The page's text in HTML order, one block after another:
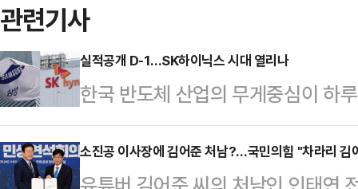
관련기사
실적공개 D-1…SK하이닉스 시대 열리나
한국 반도체 산업의 무게중심이 하
산맥인 삼성전자와 SK하이닉스가
발표하면서다. 시장의 시선은 구체
소진공 이사장에 김어준 처남?…국민의힘 "차라리 김